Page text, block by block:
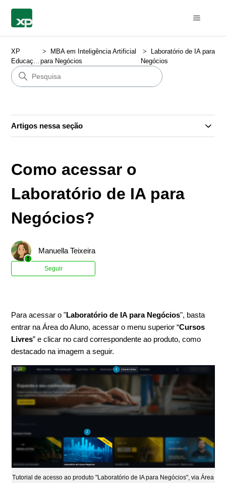
XP
Educação
MBA em Inteligência Artificial
para Negócios
Laboratório de IA para
Negócios
Artigos nessa seção
Como acessar o
Laboratório de IA para
Negócios?
Manuella Teixeira
Seguir
Para acessar o "Laboratório de IA para Negócios", basta
entrar na Área do Aluno, acessar o menu superior “Cursos
Livres” e clicar no card correspondente ao produto, como
destacado na imagem a seguir.
Tutorial de acesso ao produto "Laboratório de IA para Negócios", via Área